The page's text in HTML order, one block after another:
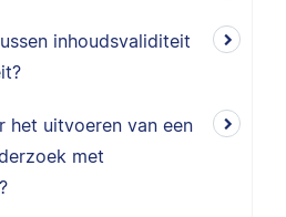
inhoudsvaliditeit
het uitvoeren van een
met